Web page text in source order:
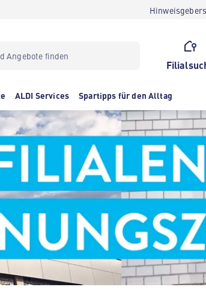
ALDI Services Spartipps für den Alltag